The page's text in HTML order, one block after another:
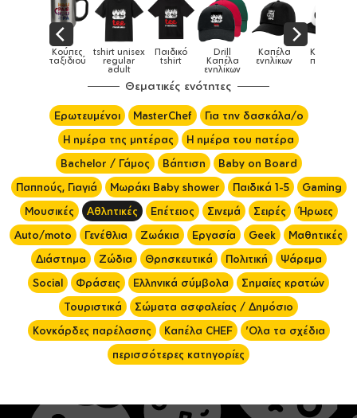
Drill
Καπέλα
ενηλίκων
Καπέλα
ενηλίκων
Καπέλα
παιδικά Κούπες Κούπες
ειδικές
Θεματικές ενότητες
Ερωτευμένοι MasterChef
Για την δασκάλα/ο
Η ημέρα της μητέρας
Η ημέρα του πατέρα
Bachelor / Γάμος
Βάπτιση
Baby on Board
Παππούς, Γιαγιά
Μωράκι Baby shower Παιδικά 1-5
Gaming
Μουσικές
Αθλητικές Επέτειος Σινεμά Σειρές
Ήρωες
Auto/moto
Γενέθλια Ζωάκια Εργασία Geek
Μαθητικές
Διάστημα
Ζώδια Θρησκευτικά Πολιτική
Ψάρεμα
Social
Φράσεις Ελληνικά σύμβολα
Σημαίες κρατών
Τουριστικά
Σώματα ασφαλείας / Δημόσιο
Κονκάρδες παρέλασης
Καπέλα CHEF
'Ολα τα σχέδια
περισσότερες κατηγορίες